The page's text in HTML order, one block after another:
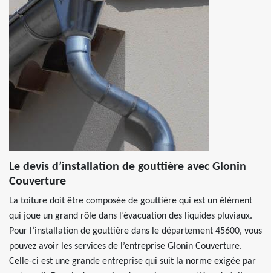
Le devis d’installation de gouttière avec Glonin
Couverture
La toiture doit être composée de gouttière qui est un élément
qui joue un grand rôle dans l’évacuation des liquides pluviaux.
Pour l’installation de gouttière dans le département 45600, vous
pouvez avoir les services de l’entreprise Glonin Couverture.
Celle-ci est une grande entreprise qui suit la norme exigée par